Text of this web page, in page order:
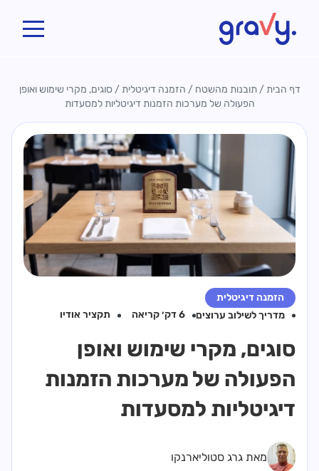
דף הבית/תובנות מהשטח / הזמנה דיגיטלית/ סוגים, מקרי שימוש ואופן
הפעולה של מערכות הזמנות דיגיטליות למסעדות
הזמנה דיגיטלית
מדריך לשילוב ערוצים 6 דק׳ קריאה תקציר אודיו
סוגים, מקרי שימוש ואופן
הפעולה של מערכות הזמנות
דיגיטליות למסעדות
מאת גרג סטוליארנקו